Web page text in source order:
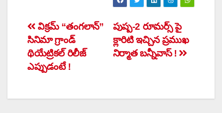
Post
navigation
పుష్ప-2 రూమర్స్‌ పై
క్లారిటి ఇచ్చిన ప్రముఖ
నిర్మాత బన్నీవాస్‌ !
విక్రమ్ “తంగలాన్”
సినిమా గ్రాండ్
థియేట్రికల్ రిలీజ్
ఎప్పుడంటే !